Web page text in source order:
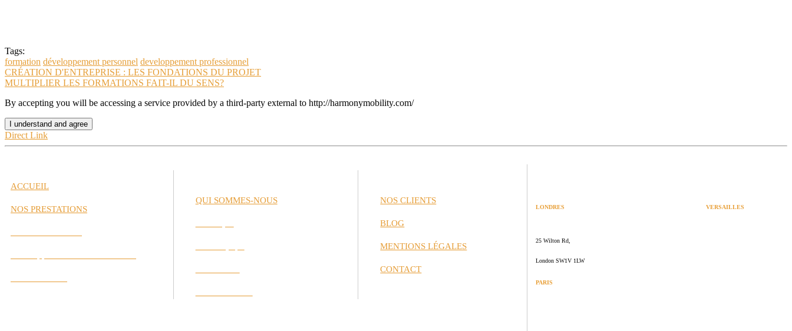
Tags:
formation développement personnel developpement professionnel
CRÉATION D'ENTREPRISE : LES FONDATIONS DU PROJET
MULTIPLIER LES FORMATIONS FAIT-IL DU SENS?
By accepting you will be accessing a service provided by a third-party external to http://harmonymobility.com/
I understand and agree
Direct Link
ACCUEIL
NOS PRESTATIONS
QUI SOMMES-NOUS NOS CLIENTS
BLOG
MENTIONS LÉGALES
CONTACT
LONDRES VERSAILLES
25 Wilton Rd,
London SW1V 1LW
PARIS